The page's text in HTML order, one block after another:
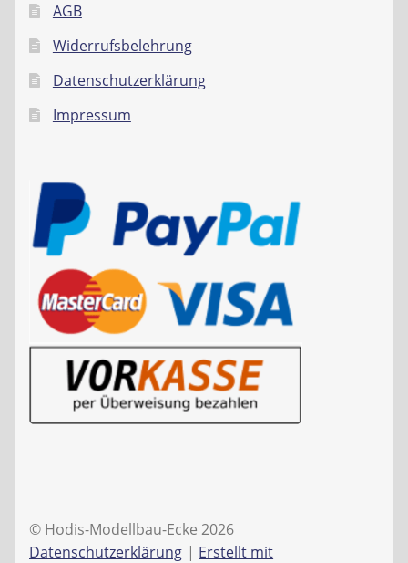
AGB
Widerrufsbelehrung
Datenschutzerklärung
Impressum
© Hodis-Modellbau-Ecke 2026
Datenschutzerklärung
Erstellt mit